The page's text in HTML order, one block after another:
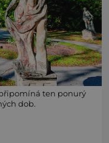
ten ponurý
dob.